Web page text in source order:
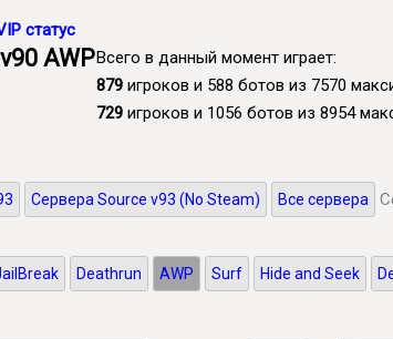
статус
Всего в данный момент играет:
879 игроков и 588 ботов из 7570
729 игроков и 1056 ботов из 8954
AWP
Сервера Source v93 (No Steam) Все сервера
Deathrun AWP Surf Hide and Seek